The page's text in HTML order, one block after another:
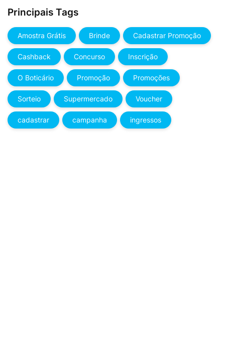
Principais Tags
Amostra Grátis Brinde Cadastrar Promoção
Cashback Concurso Inscrição
O Boticário Promoção Promoções
Sorteio Supermercado Voucher
cadastrar campanha ingressos